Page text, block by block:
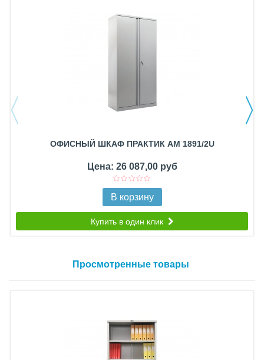
ОФИСНЫЙ ШКАФ ПРАКТИК AM 1891/2U
Цена: 26 087,00 руб
В корзину
Купить в один клик
Просмотренные товары